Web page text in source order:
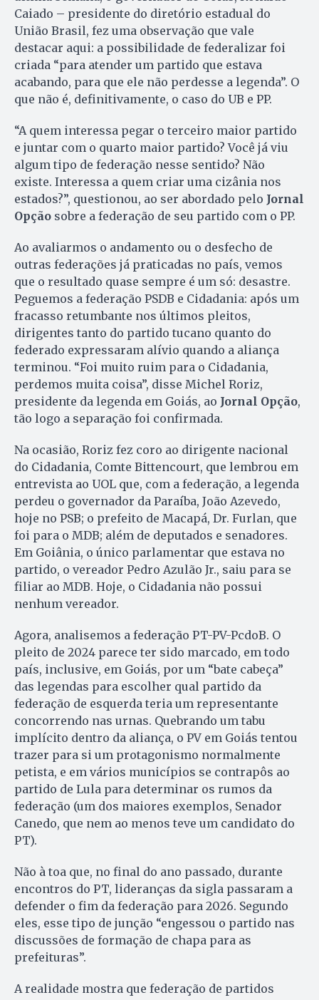
Caiado – presidente do diretório estadual do
União Brasil, fez uma observação que vale
destacar aqui: a possibilidade de federalizar foi
criada “para atender um partido que estava
acabando, para que ele não perdesse a legenda”. O
que não é, definitivamente, o caso do UB e PP.
“A quem interessa pegar o terceiro maior partido
e juntar com o quarto maior partido? Você já viu
algum tipo de federação nesse sentido? Não
existe. Interessa a quem criar uma cizânia nos
estados?”, questionou, ao ser abordado pelo Jornal
Opção sobre a federação de seu partido com o PP.
Ao avaliarmos o andamento ou o desfecho de
outras federações já praticadas no país, vemos
que o resultado quase sempre é um só: desastre.
Peguemos a federação PSDB e Cidadania: após um
fracasso retumbante nos últimos pleitos,
dirigentes tanto do partido tucano quanto do
federado expressaram alívio quando a aliança
terminou. “Foi muito ruim para o Cidadania,
perdemos muita coisa”, disse Michel Roriz,
presidente da legenda em Goiás, ao Jornal Opção,
tão logo a separação foi confirmada.
Na ocasião, Roriz fez coro ao dirigente nacional
do Cidadania, Comte Bittencourt, que lembrou em
entrevista ao UOL que, com a federação, a legenda
perdeu o governador da Paraíba, João Azevedo,
hoje no PSB; o prefeito de Macapá, Dr. Furlan, que
foi para o MDB; além de deputados e senadores.
Em Goiânia, o único parlamentar que estava no
partido, o vereador Pedro Azulão Jr., saiu para se
filiar ao MDB. Hoje, o Cidadania não possui
nenhum vereador.
Agora, analisemos a federação PT-PV-PcdoB. O
pleito de 2024 parece ter sido marcado, em todo
país, inclusive, em Goiás, por um “bate cabeça”
das legendas para escolher qual partido da
federação de esquerda teria um representante
concorrendo nas urnas. Quebrando um tabu
implícito dentro da aliança, o PV em Goiás tentou
trazer para si um protagonismo normalmente
petista, e em vários municípios se contrapôs ao
partido de Lula para determinar os rumos da
federação (um dos maiores exemplos, Senador
Canedo, que nem ao menos teve um candidato do
PT).
Não à toa que, no final do ano passado, durante
encontros do PT, lideranças da sigla passaram a
defender o fim da federação para 2026. Segundo
eles, esse tipo de junção “engessou o partido nas
discussões de formação de chapa para as
prefeituras”.
A realidade mostra que federação de partidos